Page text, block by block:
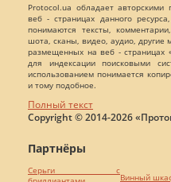
Protocol.ua обладает
веб - страницах данного
понимаются тексты,
шота, сканы, видео, аудио, другие
размещенных на веб - страницах
для индексации поисковыми
использованием понимается
и тому подобное.
Полный текст
Copyright © 2014-2026
Партнёры
Серьги с
Винный